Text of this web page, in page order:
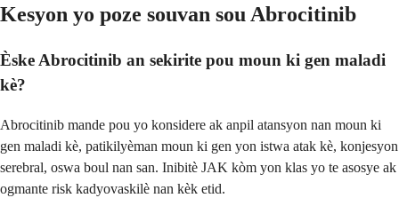
Kesyon yo poze souvan sou Abrocitinib
Èske Abrocitinib an sekirite pou moun ki gen maladi
kè?
Abrocitinib mande pou yo konsidere ak anpil atansyon nan moun ki
gen maladi kè, patikilyèman moun ki gen yon istwa atak kè, konjesyon
serebral, oswa boul nan san. Inibitè JAK kòm yon klas yo te asosye ak
ogmante risk kadyovaskilè nan kèk etid.